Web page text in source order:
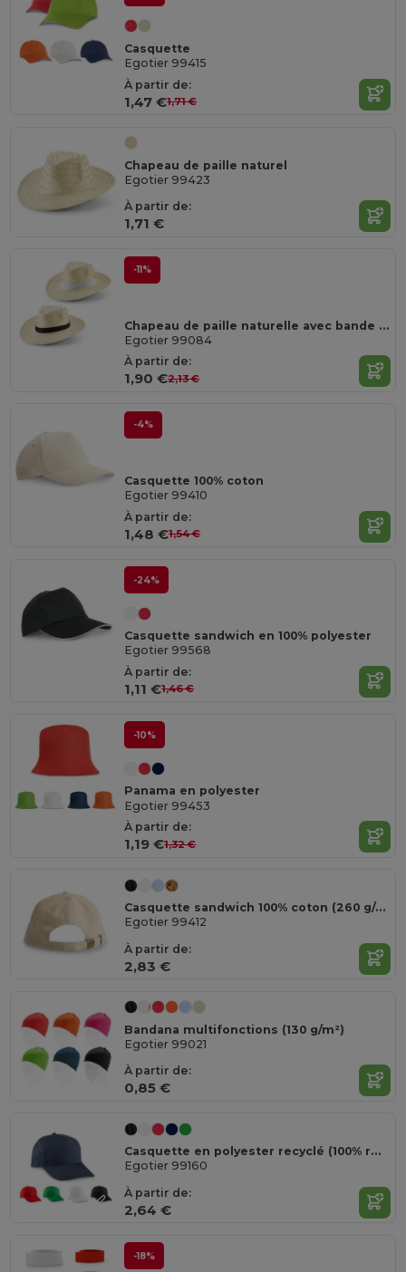
Casquette
Egotier 99415
À partir de:
1,47 €1,71 €
Chapeau de paille naturel
Egotier 99423
À partir de:
1,71 €
-11%
Chapeau de paille naturelle avec bande en polyester
Egotier 99084
À partir de:
1,90 €2,13 €
-4%
Casquette 100% coton
Egotier 99410
À partir de:
1,48 €1,54 €
-24%
Casquette sandwich en 100% polyester
Egotier 99568
À partir de:
1,11 €1,46 €
-10%
Panama en polyester
Egotier 99453
À partir de:
1,19 €1,32 €
Casquette sandwich 100% coton (260 g/m²)
Egotier 99412
À partir de:
2,83 €
Bandana multifonctions (130 g/m²)
Egotier 99021
À partir de:
0,85 €
Casquette en polyester recyclé (100% rPET)
Egotier 99160
À partir de:
2,64 €
-18%